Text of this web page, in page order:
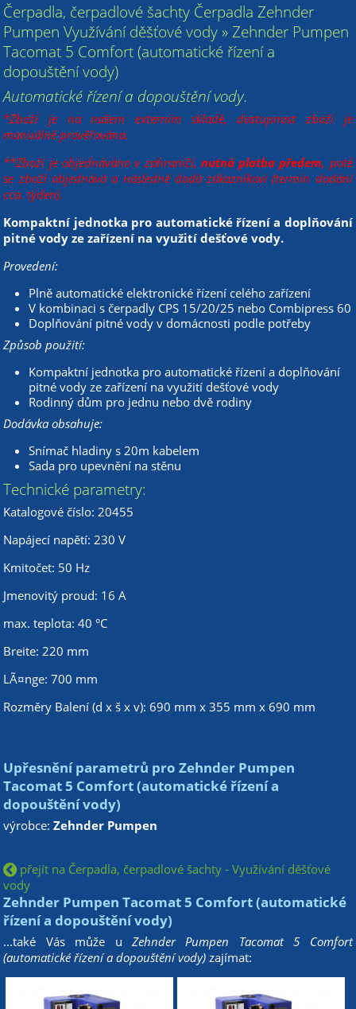
Čerpadla, čerpadlové šachty Čerpadla Zehnder
Pumpen Využívání děšťové vody » Zehnder Pumpen
Tacomat 5 Comfort (automatické řízení a
dopouštění vody)
Automatické řízení a dopouštění vody.
*Zboží je na našem externím skladě, dostupnost zboží je
manuálně prověřována.
**Zboží je objednáváno v zahraničí, nutná platba předem, poté
se zboží objednává a následně dodá zákazníkovi (termín dodání
cca. týden).
Kompaktní jednotka pro automatické řízení a doplňování
pitné vody ze zařízení na využití dešťové vody.
Provedení:
Plně automatické elektronické řízení celého zařízení
V kombinaci s čerpadly CPS 15/20/25 nebo Combipress 60
Doplňování pitné vody v domácnosti podle potřeby
Způsob použití:
Kompaktní jednotka pro automatické řízení a doplňování
pitné vody ze zařízení na využití dešťové vody
Rodinný dům pro jednu nebo dvě rodiny
Dodávka obsahuje:
Snímač hladiny s 20m kabelem
Sada pro upevnění na stěnu
Technické parametry:
Katalogové číslo: 20455
Napájecí napětí: 230 V
Kmitočet: 50 Hz
Jmenovitý proud: 16 A
max. teplota: 40 °C
Breite: 220 mm
LÃ¤nge: 700 mm
Rozměry Balení (d x š x v): 690 mm x 355 mm x 690 mm
Upřesnění parametrů pro Zehnder Pumpen
Tacomat 5 Comfort (automatické řízení a
dopouštění vody)
výrobce:Zehnder Pumpen
přejít na Čerpadla, čerpadlové šachty - Využívání děšťové
vody
Zehnder Pumpen Tacomat 5 Comfort (automatické
řízení a dopouštění vody)
...také Vás může u Zehnder Pumpen Tacomat 5 Comfort
(automatické řízení a dopouštění vody) zajímat: